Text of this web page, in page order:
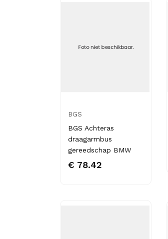
BGS
BGS Achteras
draagarmbus
gereedschap BMW
€ 78.42